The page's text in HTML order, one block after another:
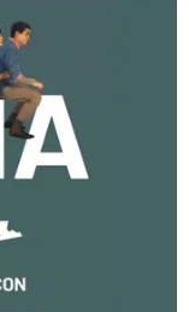
thể lực. (Nguồn: